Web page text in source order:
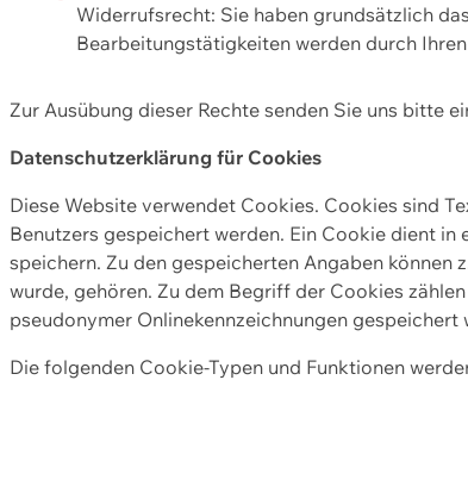
Widerrufsrecht: Sie haben grundsätzlich
Bearbeitungstätigkeiten werden durch
Zur Ausübung dieser Rechte senden Sie uns bitte
Datenschutzerklärung für Cookies
Diese Website verwendet Cookies. Cookies sind
Benutzers gespeichert werden. Ein Cookie dient
speichern. Zu den gespeicherten Angaben
wurde, gehören. Zu dem Begriff der Cookies
pseudonymer Onlinekennzeichnungen
Die folgenden Cookie-Typen und Funktionen